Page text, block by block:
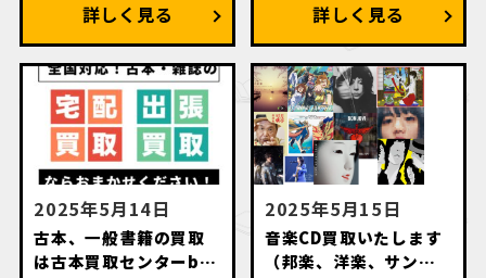
古本、一般書籍の買取
は古本買取センターby
2025年5月14日
音楽CD買取いたします
（邦楽、洋楽、サント
2025年5月15日